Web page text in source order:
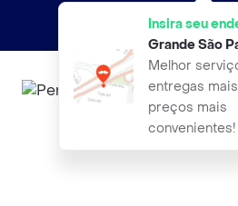
Insira seu
Grande São
Melhor
entregas
preços mais
convenientes!
Entregas grátis por 15